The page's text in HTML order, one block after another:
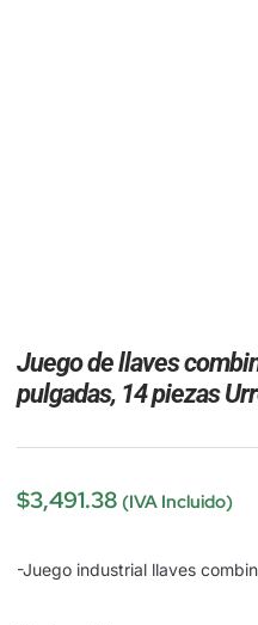
Juego de llaves
pulgadas, 14 piezas
$3,491.38 (IVA Incluido)
-Juego industrial llaves